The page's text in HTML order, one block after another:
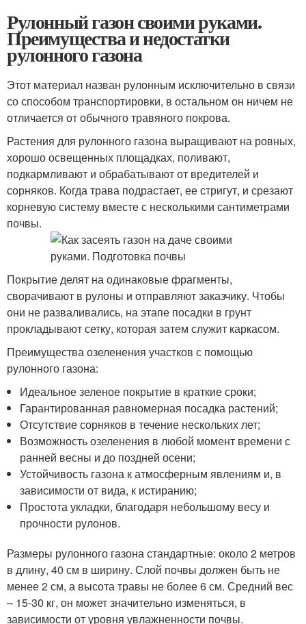
Рулонный газон своими руками.
Преимущества и недостатки
рулонного газона
Этот материал назван рулонным исключительно в связи
со способом транспортировки, в остальном он ничем не
отличается от обычного травяного покрова.
Растения для рулонного газона выращивают на ровных,
хорошо освещенных площадках, поливают,
подкармливают и обрабатывают от вредителей и
сорняков. Когда трава подрастает, ее стригут, и срезают
корневую систему вместе с несколькими сантиметрами
почвы.
Покрытие делят на одинаковые фрагменты,
сворачивают в рулоны и отправляют заказчику. Чтобы
они не разваливались, на этапе посадки в грунт
прокладывают сетку, которая затем служит каркасом.
Преимущества озеленения участков с помощью
рулонного газона:
Идеальное зеленое покрытие в краткие сроки;
Гарантированная равномерная посадка растений;
Отсутствие сорняков в течение нескольких лет;
Возможность озеленения в любой момент времени с
ранней весны и до поздней осени;
Устойчивость газона к атмосферным явлениям и, в
зависимости от вида, к истиранию;
Простота укладки, благодаря небольшому весу и
прочности рулонов.
Размеры рулонного газона стандартные: около 2 метров
в длину, 40 см в ширину. Слой почвы должен быть не
менее 2 см, а высота травы не более 6 см. Средний вес
– 15-30 кг, он может значительно изменяться, в
зависимости от уровня увлажненности почвы.